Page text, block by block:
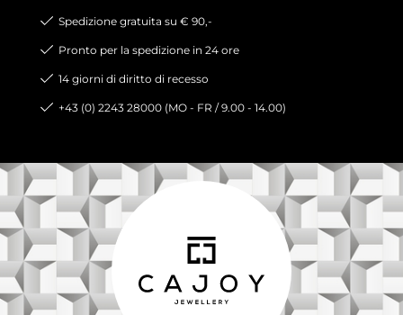
Spedizione gratuita su € 90,-
Pronto per la spedizione in 24 ore
14 giorni di diritto di recesso
+43 (0) 2243 28000 (MO - FR / 9.00 - 14.00)